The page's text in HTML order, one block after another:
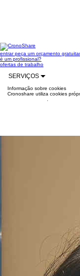
entrarpeça um orçamento
é um profissional?
ofertas de trabalho
SERVIÇOS
Informação sobre cookies
Cronoshare utiliza cookies